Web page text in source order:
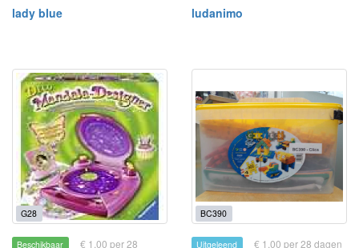
lady blue ludanimo
G28
Beschikbaar
€ 1.00 per 28
BC390
Uitgeleend € 1.00 per 28 dagen